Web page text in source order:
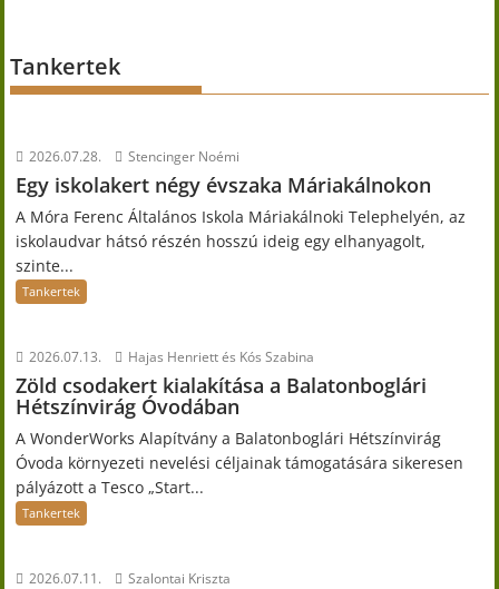
Tankertek
2026.07.28. Stencinger Noémi
Egy iskolakert négy évszaka Máriakálnokon
A Móra Ferenc Általános Iskola Máriakálnoki Telephelyén, az
iskolaudvar hátsó részén hosszú ideig egy elhanyagolt,
szinte...
Tankertek
2026.07.13. Hajas Henriett és Kós Szabina
Zöld csodakert kialakítása a Balatonboglári
Hétszínvirág Óvodában
A WonderWorks Alapítvány a Balatonboglári Hétszínvirág
Óvoda környezeti nevelési céljainak támogatására sikeresen
pályázott a Tesco „Start...
Tankertek
2026.07.11. Szalontai Kriszta